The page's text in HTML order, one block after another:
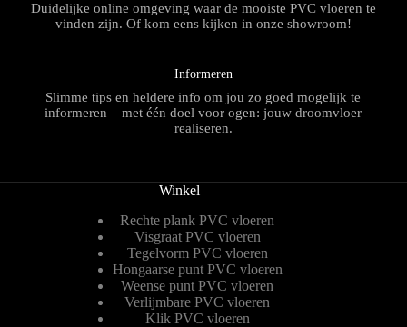
Duidelijke online omgeving waar de mooiste PVC vloeren te
vinden zijn. Of kom eens kijken in onze showroom!
Informeren
Slimme tips en heldere info om jou zo goed mogelijk te
informeren – met één doel voor ogen: jouw droomvloer
realiseren.
Winkel
Rechte plank PVC vloeren
Visgraat PVC vloeren
Tegelvorm PVC vloeren
Hongaarse punt PVC vloeren
Weense punt PVC vloeren
Verlijmbare PVC vloeren
Klik PVC vloeren